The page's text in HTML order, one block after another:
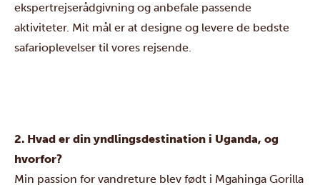
ekspertrejserådgivning og anbefale passende
aktiviteter. Mit mål er at designe og levere de bedste
safarioplevelser til vores rejsende.
2. Hvad er din yndlingsdestination i Uganda, og
hvorfor?
Min passion for vandreture blev født i Mgahinga Gorilla